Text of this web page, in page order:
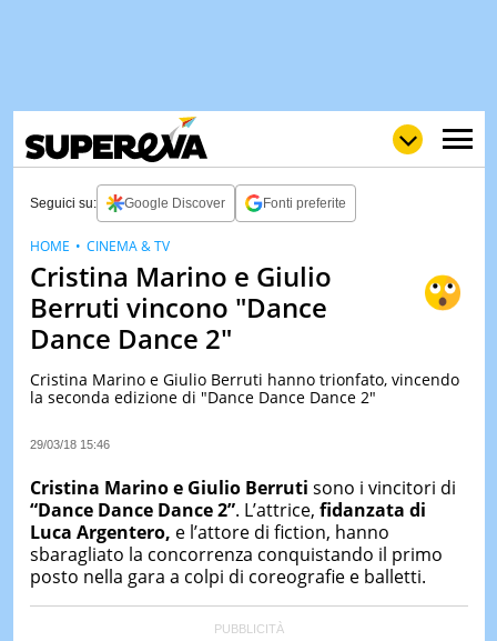
GULPLOVE
WOW
POP
NEWS
STORIE
QUIZ
Seguici su: Google Discover Fonti preferite
Cristina Marino e Giulio
Berruti vincono "Dance
Dance Dance 2"
Cristina Marino e Giulio Berruti hanno trionfato, vincendo
la seconda edizione di "Dance Dance Dance 2"
29/03/18 15:46
HOME CINEMA & TV
Cristina Marino e Giulio Berruti sono i vincitori di
“Dance Dance Dance 2”. L’attrice, fidanzata di
Luca Argentero, e l’attore di fiction, hanno
sbaragliato la concorrenza conquistando il primo
posto nella gara a colpi di coreografie e balletti.